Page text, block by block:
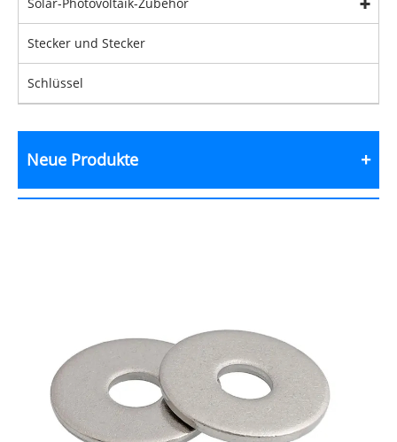
Solar-Photovoltaik-Zubehör
Stecker und Stecker
Schlüssel
Neue Produkte